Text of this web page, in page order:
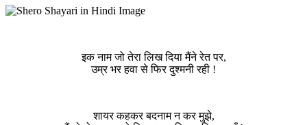
इक नाम जो तेरा लिख दिया मैंने रेत पर,
उम्र भर हवा से फिर दुश्मनी रही !
शायर कहकर बदनाम न कर मुझे,